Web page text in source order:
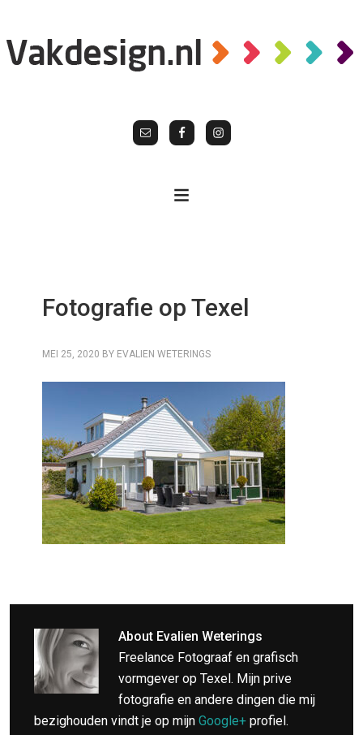
Fotografie op Texel
MEI 25, 2020 BY EVALIEN WETERINGS
About Evalien Weterings
Freelance Fotograaf en grafisch
vormgever op Texel. Mijn prive
fotografie en andere dingen die mij
bezighouden vindt je op mijnGoogle+ profiel.